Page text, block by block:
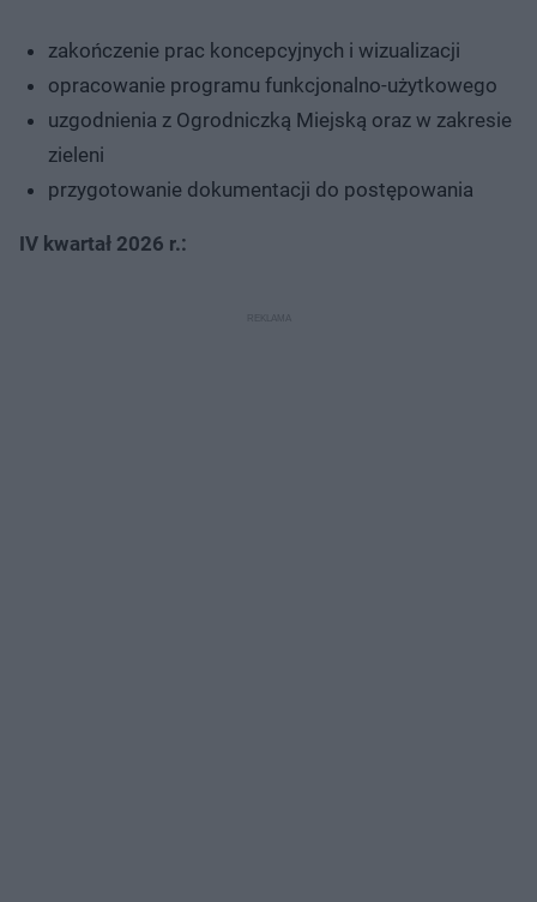
zakończenie prac koncepcyjnych i wizualizacji
opracowanie programu funkcjonalno-użytkowego
uzgodnienia z Ogrodniczką Miejską oraz w zakresie
zieleni
przygotowanie dokumentacji do postępowania
IV kwartał 2026 r.: